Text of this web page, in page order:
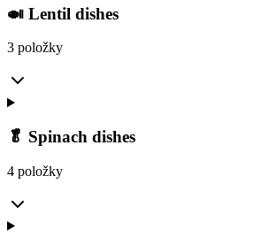
🍛 Lentil dishes
3 položky
🥬 Spinach dishes
4 položky